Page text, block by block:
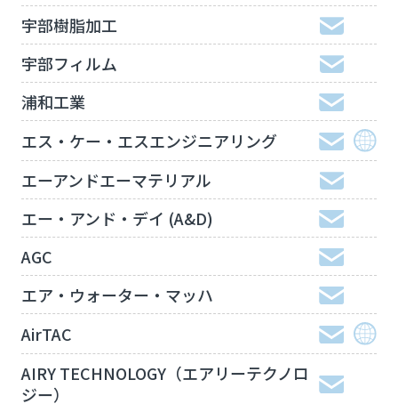
宇部樹脂加工
宇部フィルム
浦和工業
エス・ケー・エスエンジニアリング
エーアンドエーマテリアル
エー・アンド・デイ (A&D)
AGC
エア・ウォーター・マッハ
AirTAC
AIRY TECHNOLOGY（エアリーテクノロ
ジー）